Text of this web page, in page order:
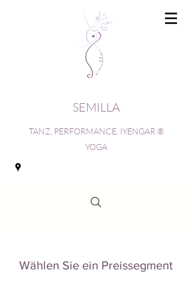
SEMILLA
TANZ, PERFORMANCE, IYENGAR ®
YOGA
Wählen Sie ein Preissegment